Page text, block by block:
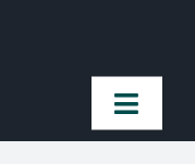
Toggle